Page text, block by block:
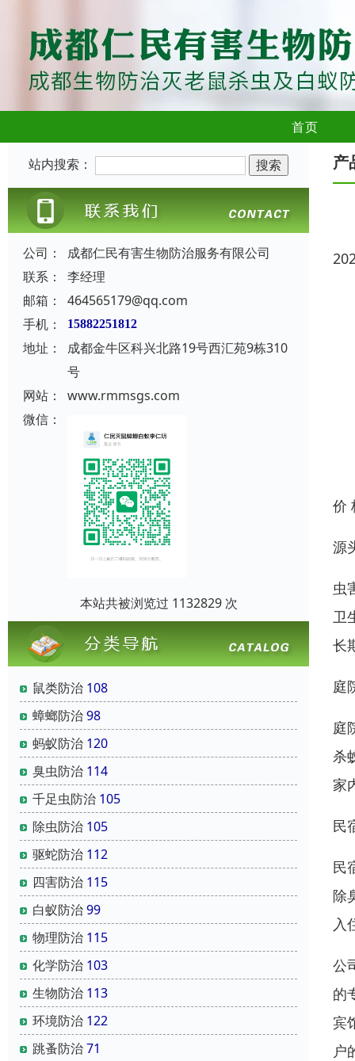
首页
站内搜索：
公司：
成都仁民有害生物防治服务有限公司
联系：
李经理
邮箱：
464565179@qq.com
手机：
15882251812
地址：
成都金牛区科兴北路19号西汇苑9栋310
号
网站：
www.rmmsgs.com
微信：
本站共被浏览过 1132829 次
鼠类防治 108
蟑螂防治98
蚂蚁防治 120
臭虫防治 114
千足虫防治 105
除虫防治 105
驱蛇防治 112
四害防治 115
白蚁防治99
物理防治 115
化学防治 103
生物防治 113
环境防治 122
跳蚤防治71
产
价
源
虫
卫
长
庭
庭
杀
家
民
民
除
入
公
的
宾
户